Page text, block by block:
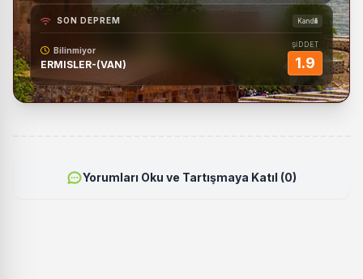
SON DEPREM Kandilli
Bilinmiyor
ERMISLER-(VAN)
ŞİDDET
1.9
Yorumları Oku ve Tartışmaya Katıl (0)